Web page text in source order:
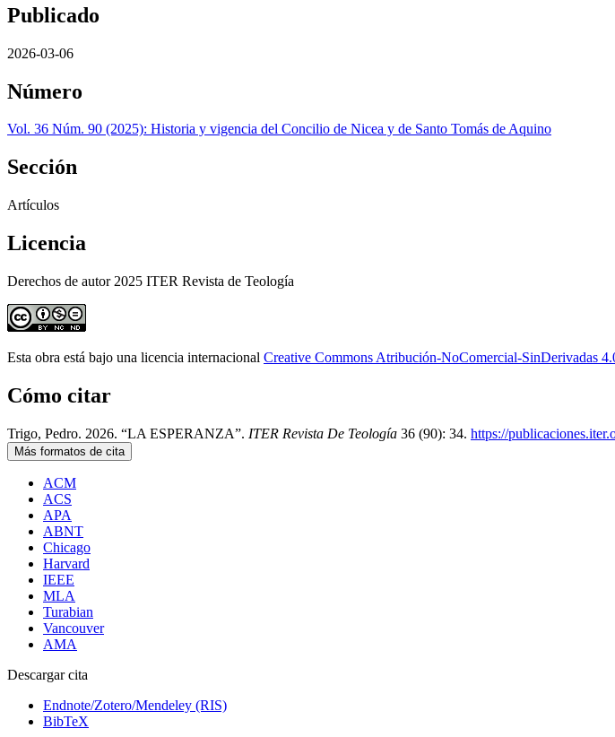
Publicado
2026-03-06
Número
Vol. 36 Núm. 90 (2025): Historia y vigencia del Concilio de Nicea y de Santo Tomás de Aquino
Sección
Artículos
Licencia
Derechos de autor 2025 ITER Revista de Teología
Esta obra está bajo una licencia internacional Creative Commons Atribución-NoComercial-SinDerivadas
Cómo citar
Trigo, Pedro. 2026. “LA ESPERANZA”. ITER Revista De Teología 36 (90): 34. https://
Más formatos de cita
ACM
ACS
APA
ABNT
Chicago
Harvard
IEEE
MLA
Turabian
Vancouver
AMA
Descargar cita
Endnote/Zotero/Mendeley (RIS)
BibTeX